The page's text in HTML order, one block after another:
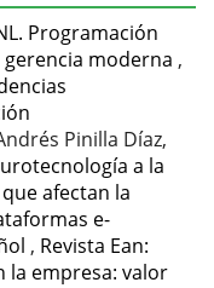
Programación
moderna ,
Pinilla Díaz,
a la
afectan la
e-
, Revista Ean:
la empresa: valor